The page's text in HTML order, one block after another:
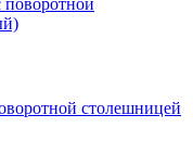
столешницей